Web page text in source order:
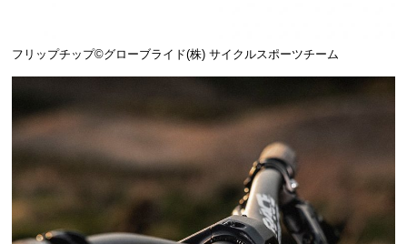
フリップチップ©️グローブライド(株) サイクルスポーツチーム